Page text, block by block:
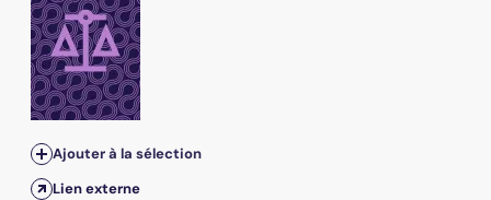
Ajouter à la sélection
Lien externe